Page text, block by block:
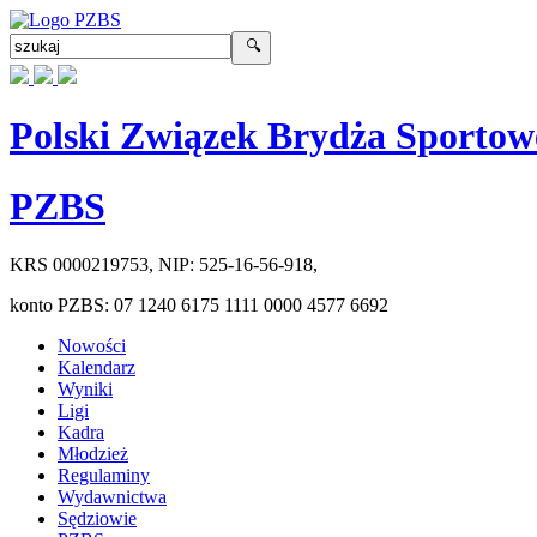
Polski Związek Brydża
PZBS
KRS 0000219753, NIP: 525-16-56-918,
konto PZBS: 07 1240 6175 1111 0000 4577 6692
Nowości
Kalendarz
Wyniki
Ligi
Kadra
Młodzież
Regulaminy
Wydawnictwa
Sędziowie